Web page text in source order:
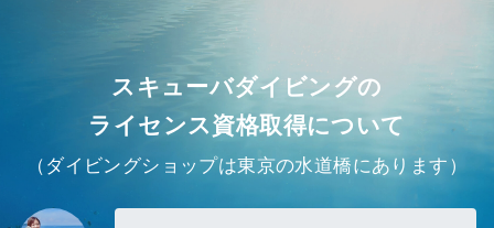
スキューバダイビングの
ライセンス資格取得について
（ダイビングショップは東京の水道橋にあります）